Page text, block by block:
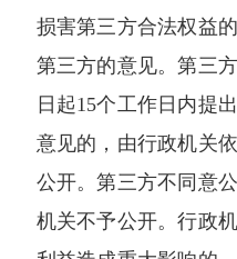
损害第三方合法权益
第三方的意见。第三
日起15个工作日内提
意见的，由行政机关
公开。第三方不同意
机关不予公开。行政